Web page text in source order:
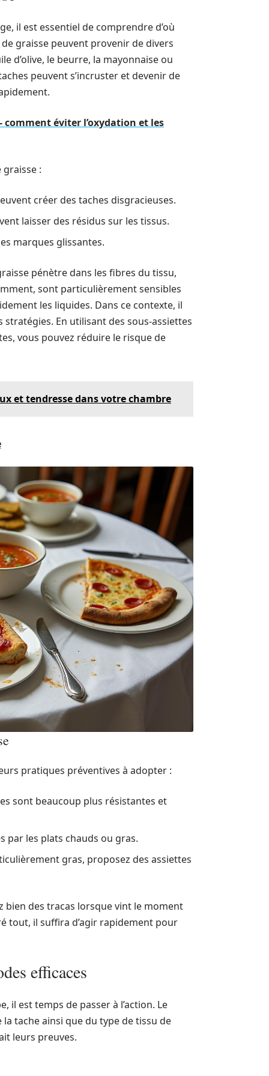
il est essentiel de comprendre d’où
graisse peuvent provenir de divers
d’olive, le beurre, la mayonnaise ou
peuvent s’incruster et devenir de
éviter l’oxydation et les
:
créer des taches disgracieuses.
laisser des résidus sur les tissus.
marques glissantes.
pénètre dans les fibres du tissu,
sont particulièrement sensibles
les liquides. Dans ce contexte, il
En utilisant des sous-assiettes
vous pouvez réduire le risque de
et tendresse dans votre chambre
pratiques préventives à adopter :
sont beaucoup plus résistantes et
par les plats chauds ou gras.
gras, proposez des assiettes
bien des tracas lorsque vint le moment
tout, il suffira d’agir rapidement pour
efficaces
il est temps de passer à l’action. Le
tache ainsi que du type de tissu de
leurs preuves.